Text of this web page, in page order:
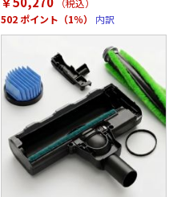
（税込）
502 ポイント（1％）
内訳